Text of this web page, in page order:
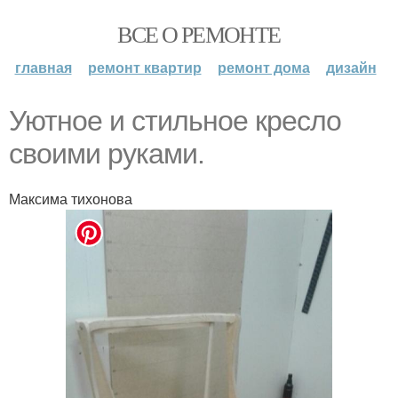
ВСЕ О РЕМОНТЕ
главная ремонт квартир ремонт дома дизайн
Уютное и стильное кресло
своими руками.
Максима тихонова